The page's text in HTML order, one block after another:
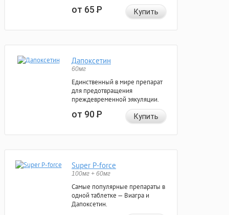
от 65Р Купить
Дапоксетин
60мг
Единственный в мире препарат
для предотвращения
преждевременной эякуляции.
от 90Р Купить
Super P-force
100мг + 60мг
Самые популярные препараты в
одной таблетке — Виагра и
Дапоксетин.